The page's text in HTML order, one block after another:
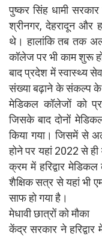
पुष्कर सिंह धामी
श्रीनगर, देहरादून और
थे। हालांकि तब तक
कॉलेज पर भी काम शुरू
बाद प्रदेश में स्वास्थ्य
संख्या बढ़ाने के संकल्प के
मेडिकल कॉलेजों को
जिसके बाद दोनों
किया गया। जिसमें से
होने पर यहां 2022 से
क्रम में हरिद्वार मेडिकल
शैक्षिक सत्र से यहां भी
साफ हो गया है।
मेधावी छात्रों को मौका
केंद्र सरकार ने